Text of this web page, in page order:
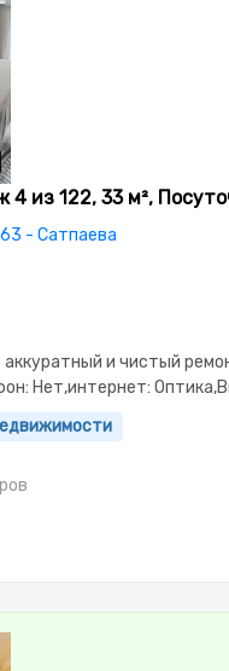
4 из 122, 33 м²,
- Сатпаева
аккуратный и чистый
Нет,интернет: